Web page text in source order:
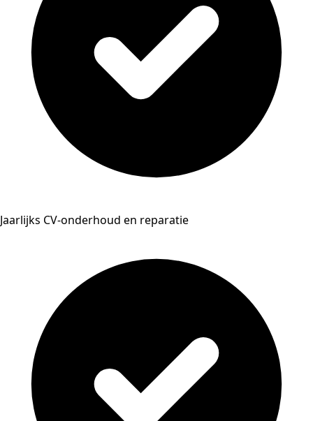
Jaarlijks CV-onderhoud en reparatie